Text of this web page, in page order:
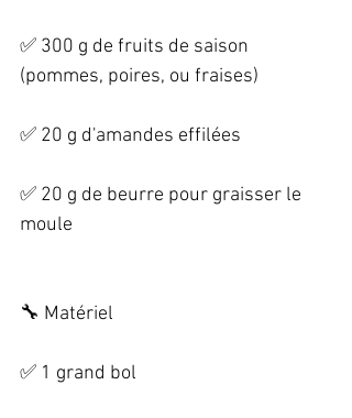
✅ 300 g de fruits de saison
(pommes, poires, ou fraises)
✅ 20 g d'amandes effilées
✅ 20 g de beurre pour graisser le
moule
🔧 Matériel
✅ 1 grand bol